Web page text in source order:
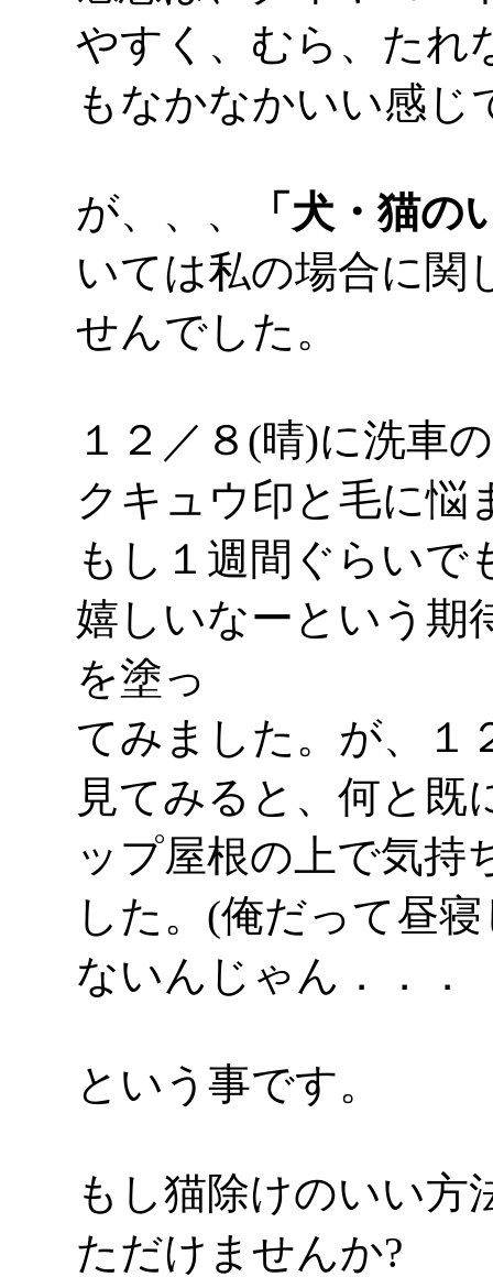
やすく、むら、たれ
もなかなかいい感じ
が、、、
「犬・猫
いては私の場合に関
せんでした。
１２／８(晴)に洗車
クキュウ印と毛に悩
もし１週間ぐらいで
嬉しいなーという期
を塗っ
てみました。が、１
見てみると、何と既
ップ屋根の上で気持
した。(俺だって昼
ないんじゃん．．．
という事です。
もし猫除けのいい方
ただけませんか?